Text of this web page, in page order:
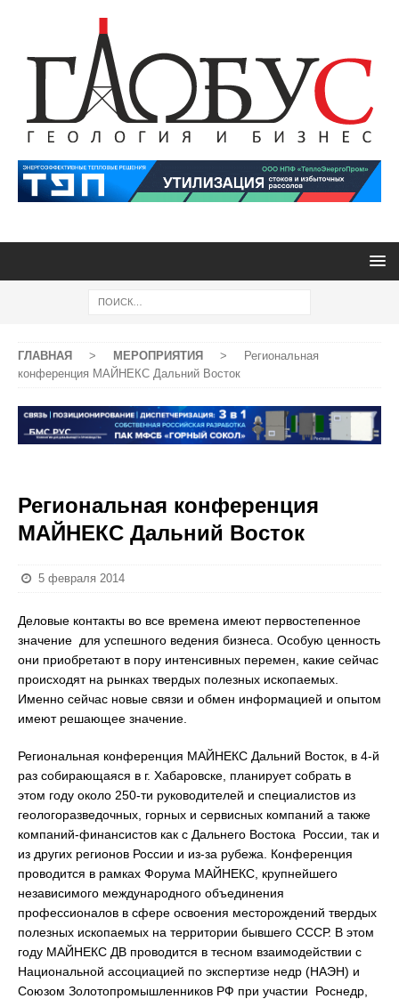
ГЛАВНАЯ > МЕРОПРИЯТИЯ >
Региональная
конференция МАЙНЕКС Дальний Восток
Региональная конференция
МАЙНЕКС Дальний Восток
5 февраля 2014
Деловые контакты во все времена имеют первостепенное
значение для успешного ведения бизнеса. Особую ценность
они приобретают в пору интенсивных перемен, какие сейчас
происходят на рынках твердых полезных ископаемых.
Именно сейчас новые связи и обмен информацией и опытом
имеют решающее значение.
Региональная конференция МАЙНЕКС Дальний Восток, в 4-й
раз собирающаяся в г. Хабаровске, планирует собрать в
этом году около 250-ти руководителей и специалистов из
геологоразведочных, горных и сервисных компаний а также
компаний-финансистов как с Дальнего Востока России, так и
из других регионов России и из-за рубежа. Конференция
проводится в рамках Форума МАЙНЕКС, крупнейшего
независимого международного объединения
профессионалов в сфере освоения месторождений твердых
полезных ископаемых на территории бывшего СССР. В этом
году МАЙНЕКС ДВ проводится в тесном взаимодействии с
Национальной ассоциацией по экспертизе недр (НАЭН) и
Союзом Золотопромышленников РФ при участии Роснедр,